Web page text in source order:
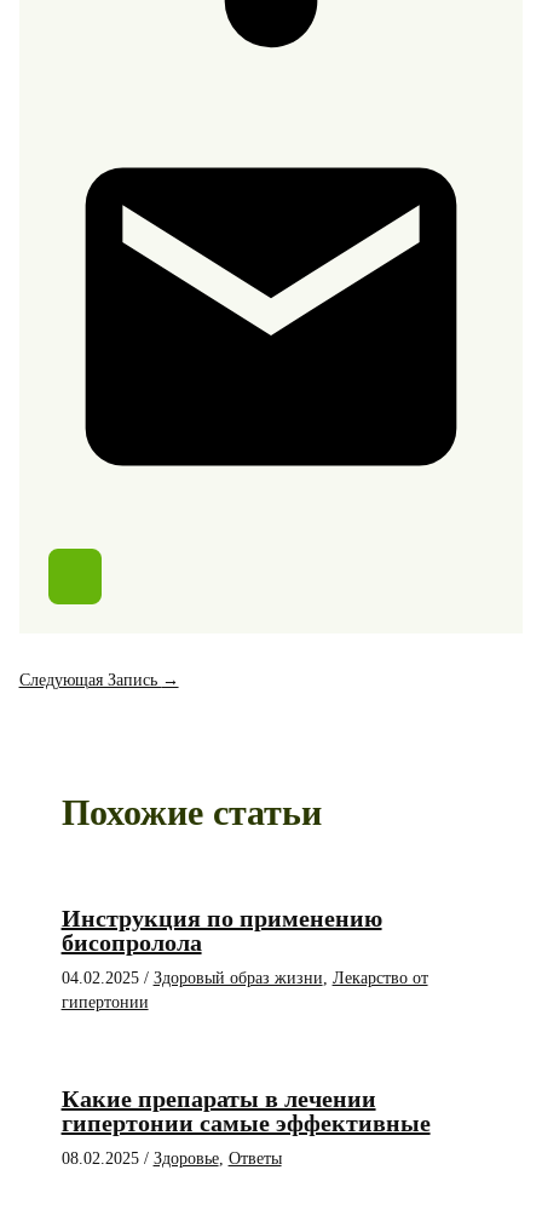
Следующая Запись →
Похожие статьи
Инструкция по применению
бисопролола
04.02.2025 / Здоровый образ жизни, Лекарство от
гипертонии
Какие препараты в лечении
гипертонии самые эффективные
08.02.2025 / Здоровье, Ответы